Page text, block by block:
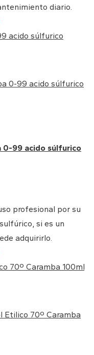
diario.
0-99 acido súlfurico
profesional por su
si es un
adquirirlo.